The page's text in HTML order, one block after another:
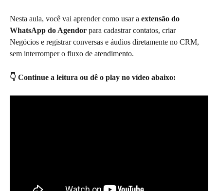
Nesta aula, você vai aprender como usar a extensão do
WhatsApp do Agendor para cadastrar contatos, criar
Negócios e registrar conversas e áudios diretamente no CRM,
sem interromper o fluxo de atendimento.
👇 Continue a leitura ou dê o play no vídeo abaixo: